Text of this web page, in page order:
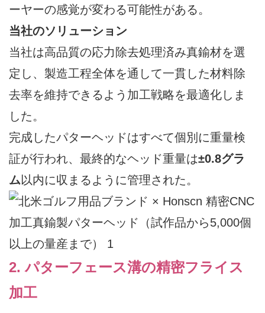
ーヤーの感覚が変わる可能性がある。
当社のソリューション
当社は高品質の応力除去処理済み真鍮材を選
定し、製造工程全体を通して一貫した材料除
去率を維持できるよう加工戦略を最適化しま
した。
完成したパターヘッドはすべて個別に重量検
証が行われ、最終的なヘッド重量は±0.8グラ
ム以内に収まるように管理された。
2. パターフェース溝の精密フライス
加工